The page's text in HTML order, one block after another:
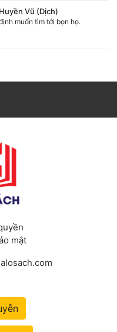
Vũ (Dịch)
muốn tìm tới bọn họ.
mật